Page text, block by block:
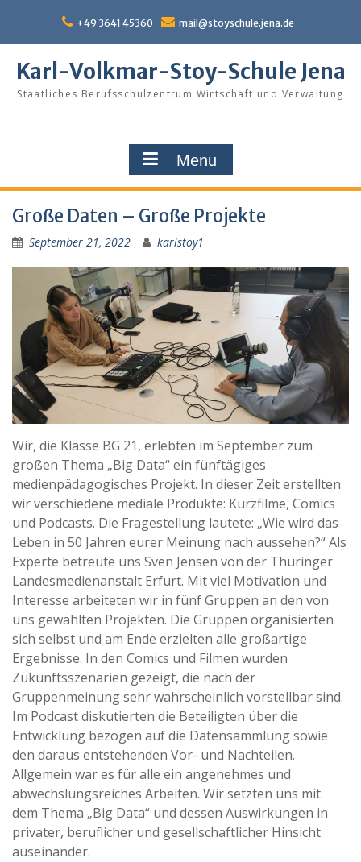
content
+49 3641 45360 mail@stoyschule.jena.de
Karl-Volkmar-Stoy-Schule Jena
Staatliches Berufsschulzentrum Wirtschaft und Verwaltung
Menu
Große Daten – Große Projekte
September 21, 2022 karlstoy1
Wir, die Klasse BG 21, erlebten im September zum
großen Thema „Big Data“ ein fünftägiges
medienpädagogisches Projekt. In dieser Zeit erstellten
wir verschiedene mediale Produkte: Kurzfilme, Comics
und Podcasts. Die Fragestellung lautete: „Wie wird das
Leben in 50 Jahren eurer Meinung nach aussehen?“ Als
Experte betreute uns Sven Jensen von der Thüringer
Landesmedienanstalt Erfurt. Mit viel Motivation und
Interesse arbeiteten wir in fünf Gruppen an den von
uns gewählten Projekten. Die Gruppen organisierten
sich selbst und am Ende erzielten alle großartige
Ergebnisse. In den Comics und Filmen wurden
Zukunftsszenarien gezeigt, die nach der
Gruppenmeinung sehr wahrscheinlich vorstellbar sind.
Im Podcast diskutierten die Beteiligten über die
Entwicklung bezogen auf die Datensammlung sowie
den daraus entstehenden Vor- und Nachteilen.
Allgemein war es für alle ein angenehmes und
abwechslungsreiches Arbeiten. Wir setzten uns mit
dem Thema „Big Data“ und dessen Auswirkungen in
privater, beruflicher und gesellschaftlicher Hinsicht
auseinander.